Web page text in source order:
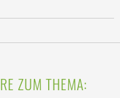
ZUM THEMA: